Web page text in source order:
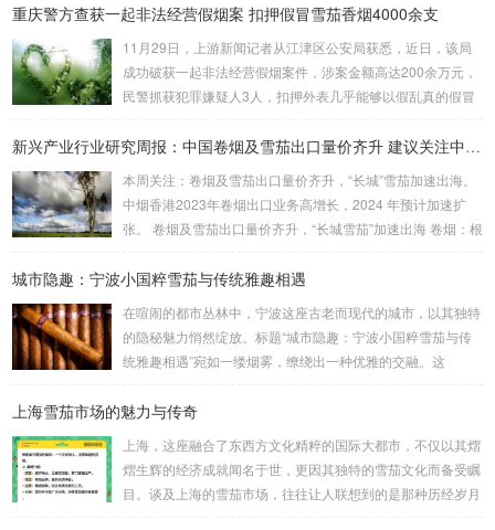
重庆警方查获一起非法经营假烟案 扣押假冒雪茄香烟4000余支
11月29日，上游新闻记者从江津区公安局获悉，近日，该局
成功破获一起非法经营假烟案件，涉案金额高达200余万元，
民警抓获犯罪嫌疑人3人，扣押外表几乎能够以假乱真的假冒
绍，江津区公安局东城派出所民警近日在工作中发现，石蟆镇
出刘某的落脚点。9月19日晚，眼看抓捕时机成熟，江津警方
联合区烟草专卖局将刘某抓获，当场扣押假冒某品牌雪茄假烟
26支。 据烟草专业人员表示，该批某...
新兴产业行业研究周报：中国卷烟及雪茄出口量价齐升 建议关注中烟香港
本周关注：卷烟及雪茄出口量价齐升，“长城”雪茄加速出海。
中烟香港2023年卷烟出口业务高增长，2024 年预计加速扩
张。 卷烟及雪茄出口量价齐升，“长城雪茄”加速出海 卷烟：根
卷烟）出口额为2178.3 万美元，同比增长33.5%，出口量为2
19.2%，从9.14 美元/千支上升至10.89 美元/千支。 雪茄：根
据中国海关总署数据，2023 年...
城市隐趣：宁波小国粹雪茄与传统雅趣相遇
在喧闹的都市丛林中，宁波这座古老而现代的城市，以其独特
的隐秘魅力悄然绽放。标题“城市隐趣：宁波小国粹雪茄与传
统雅趣相遇”宛如一缕烟雾，缭绕出一种优雅的交融。这
微缩镜像，一种凝聚了匠心与传统的精致之物。它与古老的雅
火花。想象一下，霓虹灯下，一位品味者手持雪茄，细品生
活，这不仅仅是抽烟，而是对城市脉动的低语，对历史的致
敬。 宁波的小国粹雪茄，源于上世纪的匠人传承，其制作...
上海雪茄市场的魅力与传奇
上海，这座融合了东西方文化精粹的国际大都市，不仅以其熠
熠生辉的经济成就闻名于世，更因其独特的雪茄文化而备受瞩
目。谈及上海的雪茄市场，往往让人联想到的是那种历经岁月